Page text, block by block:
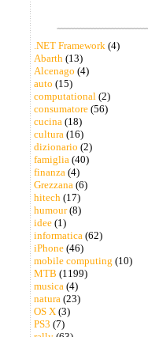
.NET Framework(4)
Abarth(13)
Alcenago (4)
auto (15)
computational(2)
consumatore(56)
cucina(18)
cultura(16)
dizionario (2)
famiglia(40)
finanza(4)
Grezzana(6)
hitech(17)
humour(8)
idee(1)
informatica(62)
iPhone(46)
mobile computing (10)
MTB (1199)
musica(4)
natura(23)
OS X(3)
PS3 (7)